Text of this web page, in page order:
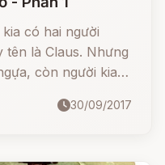
có hai người
là Claus. Nhưng
còn người kia
30/09/2017